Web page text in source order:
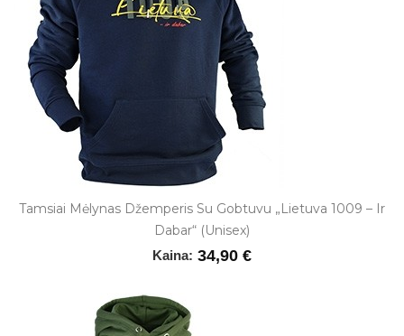
Tamsiai Mėlynas Džemperis Su Gobtuvu „Lietuva 1009 – Ir
Dabar“ (unisex)
Kaina: 34,90 €